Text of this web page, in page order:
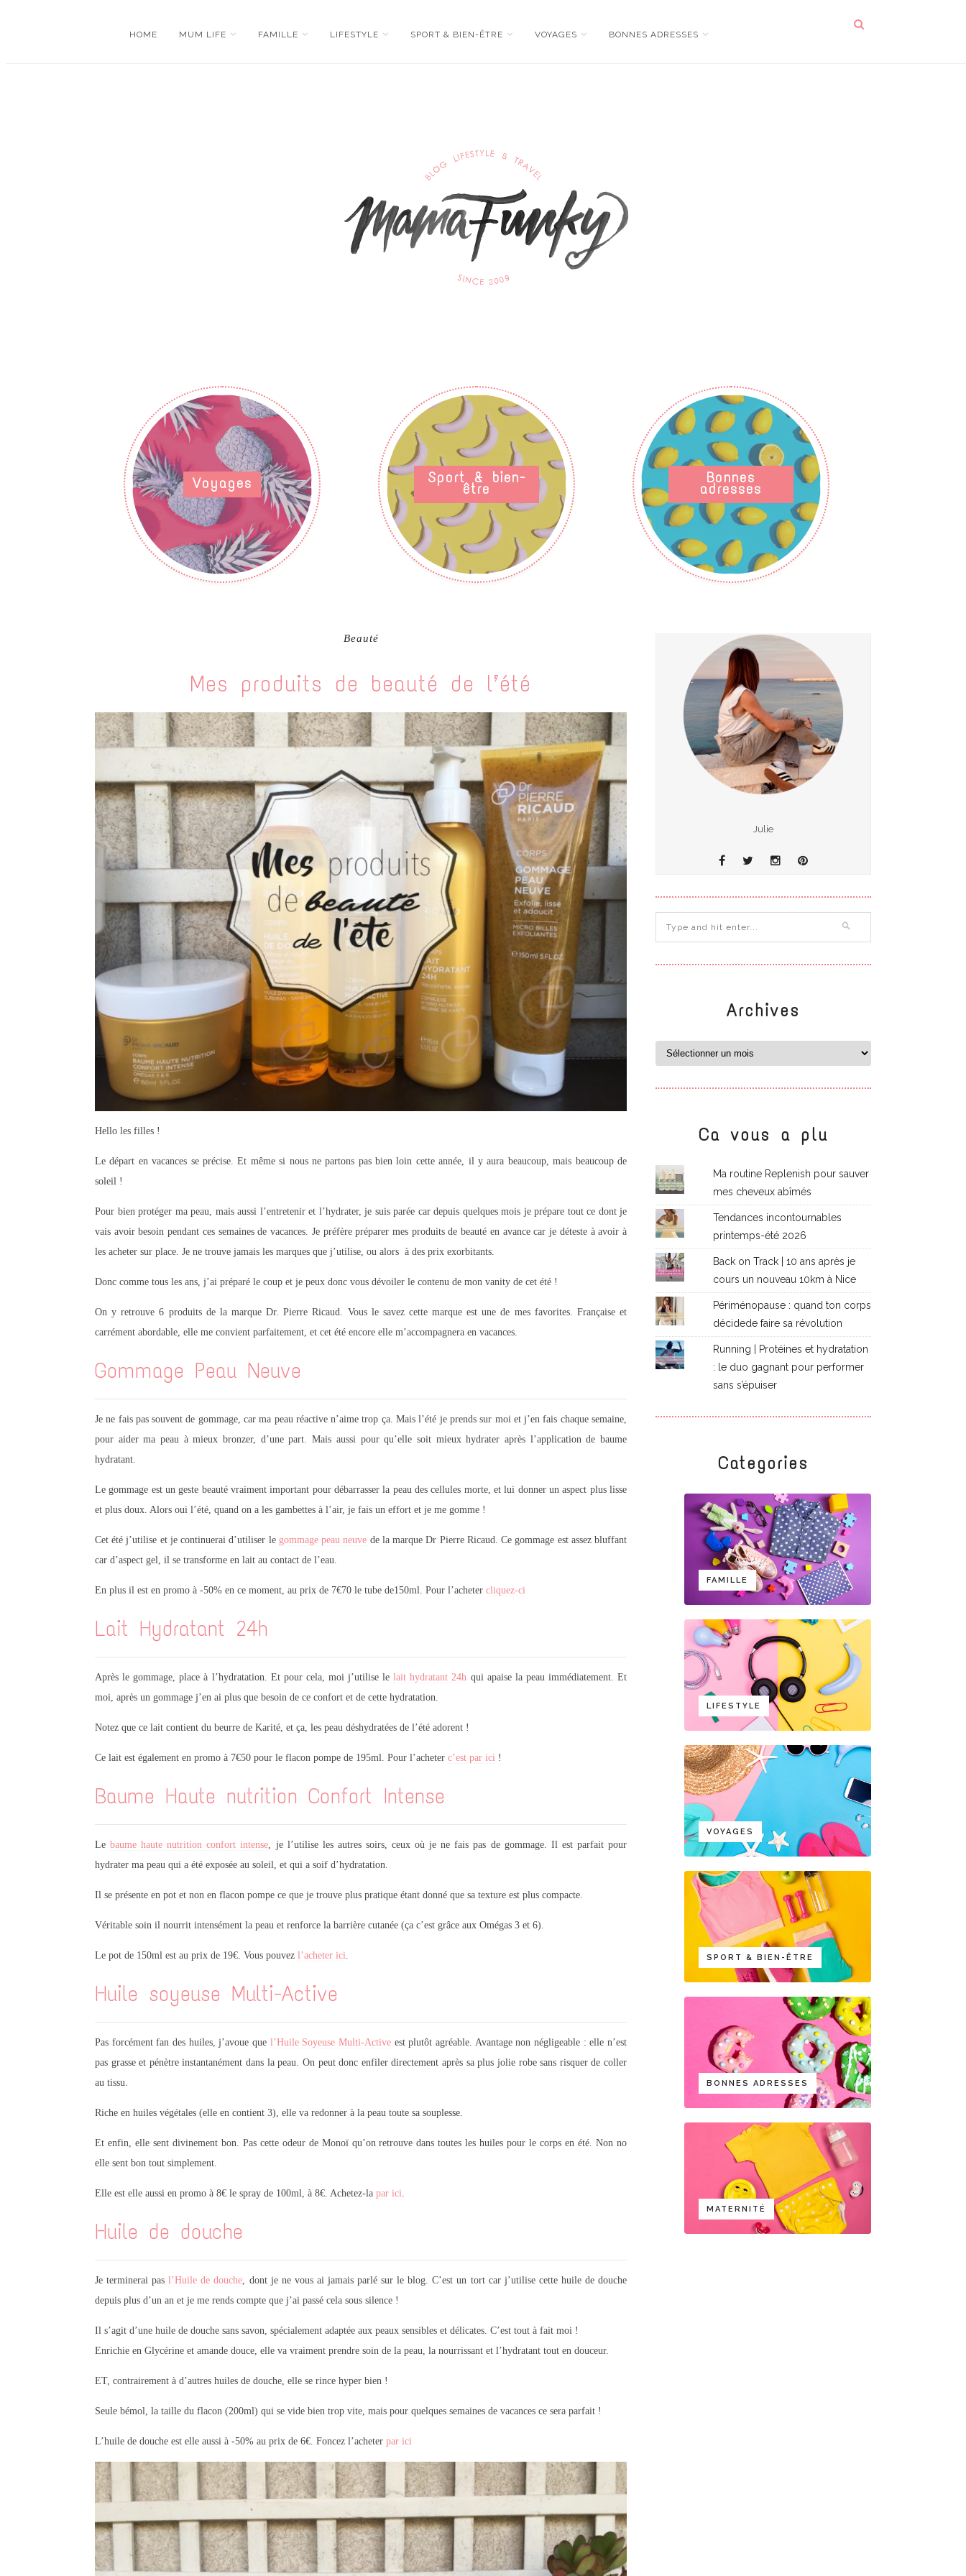
HOME MUM LIFE FAMILLE LIFESTYLE SPORT & BIEN-ÊTRE VOYAGES BONNES ADRESSES
Voyages Sport & bien-
être
Bonnes
adresses
Beauté
Mes produits de beauté de l’été
Hello les filles !
Le départ en vacances se précise. Et même si nous ne partons pas bien loin cette année, il y aura beaucoup, mais beaucoup de
soleil !
Pour bien protéger ma peau, mais aussi l’entretenir et l’hydrater, je suis parée car depuis quelques mois je prépare tout ce dont je
vais avoir besoin pendant ces semaines de vacances. Je préfère préparer mes produits de beauté en avance car je déteste à avoir à
les acheter sur place. Je ne trouve jamais les marques que j’utilise, ou alors à des prix exorbitants.
Donc comme tous les ans, j’ai préparé le coup et je peux donc vous dévoiler le contenu de mon vanity de cet été !
On y retrouve 6 produits de la marque Dr. Pierre Ricaud. Vous le savez cette marque est une de mes favorites. Française et
carrément abordable, elle me convient parfaitement, et cet été encore elle m’accompagnera en vacances.
Gommage Peau Neuve
Je ne fais pas souvent de gommage, car ma peau réactive n’aime trop ça. Mais l’été je prends sur moi et j’en fais chaque semaine,
pour aider ma peau à mieux bronzer, d’une part. Mais aussi pour qu’elle soit mieux hydrater après l’application de baume
hydratant.
Le gommage est un geste beauté vraiment important pour débarrasser la peau des cellules morte, et lui donner un aspect plus lisse
et plus doux. Alors oui l’été, quand on a les gambettes à l’air, je fais un effort et je me gomme !
Cet été j’utilise et je continuerai d’utiliser le gommage peau neuve de la marque Dr Pierre Ricaud. Ce gommage est assez bluffant
car d’aspect gel, il se transforme en lait au contact de l’eau.
En plus il est en promo à -50% en ce moment, au prix de 7€70 le tube de150ml. Pour l’acheter cliquez-ci
Lait Hydratant 24h
Après le gommage, place à l’hydratation. Et pour cela, moi j’utilise lelait hydratant 24h qui apaise la peau immédiatement. Et
moi, après un gommage j’en ai plus que besoin de ce confort et de cette hydratation.
Notez que ce lait contient du beurre de Karité, et ça, les peau déshydratées de l’été adorent !
Ce lait est également en promo à 7€50 pour le flacon pompe de 195ml. Pour l’acheter c’est par ici !
Baume Haute nutrition Confort Intense
Lebaume haute nutrition confort intense, je l’utilise les autres soirs, ceux où je ne fais pas de gommage. Il est parfait pour
hydrater ma peau qui a été exposée au soleil, et qui a soif d’hydratation.
Il se présente en pot et non en flacon pompe ce que je trouve plus pratique étant donné que sa texture est plus compacte.
Véritable soin il nourrit intensément la peau et renforce la barrière cutanée (ça c’est grâce aux Omégas 3 et 6).
Le pot de 150ml est au prix de 19€. Vous pouvez l’acheter ici.
Huile soyeuse Multi-Active
Pas forcément fan des huiles, j’avoue que l’Huile Soyeuse Multi-Active est plutôt agréable. Avantage non négligeable : elle n’est
pas grasse et pénètre instantanément dans la peau. On peut donc enfiler directement après sa plus jolie robe sans risquer de coller
au tissu.
Riche en huiles végétales (elle en contient 3), elle va redonner à la peau toute sa souplesse.
Et enfin, elle sent divinement bon. Pas cette odeur de Monoï qu’on retrouve dans toutes les huiles pour le corps en été. Non no
elle sent bon tout simplement.
Elle est elle aussi en promo à 8€ le spray de 100ml, à 8€. Achetez-la par ici.
Huile de douche
Je terminerai pasl’Huile de douche, dont je ne vous ai jamais parlé sur le blog. C’est un tort car j’utilise cette huile de douche
depuis plus d’un an et je me rends compte que j’ai passé cela sous silence !
Il s’agit d’une huile de douche sans savon, spécialement adaptée aux peaux sensibles et délicates. C’est tout à fait moi !
Enrichie en Glycérine et amande douce, elle va vraiment prendre soin de la peau, la nourrissant et l’hydratant tout en douceur.
ET, contrairement à d’autres huiles de douche, elle se rince hyper bien !
Seule bémol, la taille du flacon (200ml) qui se vide bien trop vite, mais pour quelques semaines de vacances ce sera parfait !
L’huile de douche est elle aussi à -50% au prix de 6€. Foncez l’acheter par ici
Julie
Archives
Ca vous a plu
Ma routine Replenish pour sauver
mes cheveux abîmés
Tendances incontournables
printemps-été 2026
Back on Track | 10 ans après je
cours un nouveau 10km à Nice
Périménopause : quand ton corps
décidede faire sa révolution
Running | Protéines et hydratation
: le duo gagnant pour performer
sans s’épuiser
Categories
FAMILLE
LIFESTYLE
VOYAGES
SPORT & BIEN-ÊTRE
BONNES ADRESSES
MATERNITÉ